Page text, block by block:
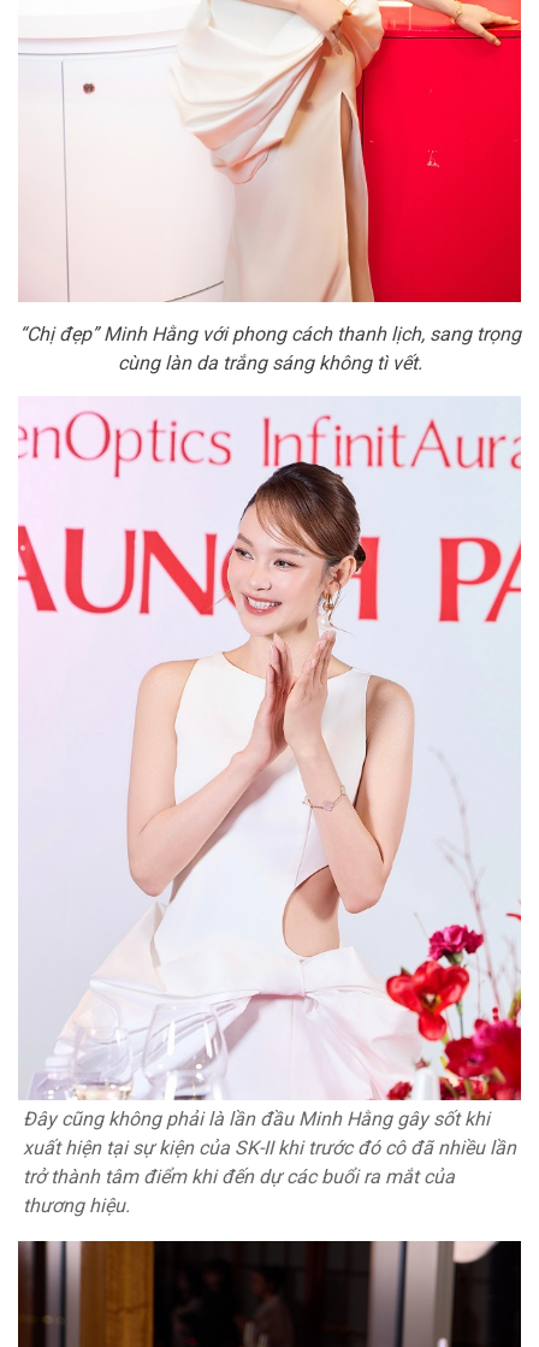
“Chị đẹp” Minh Hằng với phong cách thanh lịch, sang trọng
cùng làn da trắng sáng không tì vết.
Đây cũng không phải là lần đầu Minh Hằng gây sốt khi
xuất hiện tại sự kiện của SK-II khi trước đó cô đã nhiều lần
trở thành tâm điểm khi đến dự các buổi ra mắt của
thương hiệu.